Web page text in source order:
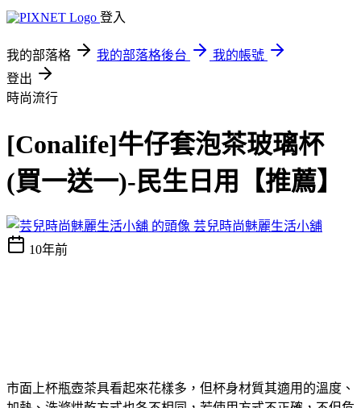
登入
我的部落格 我的部落格後台
我的帳號
登出
時尚流行
[Conalife]牛仔套泡茶玻璃杯
(買一送一)-民生日用【推薦】
芸兒時尚魅麗生活小舖
10年前
市面上杯瓶壺茶具看起來花樣多，但杯身材質其適用的溫度、